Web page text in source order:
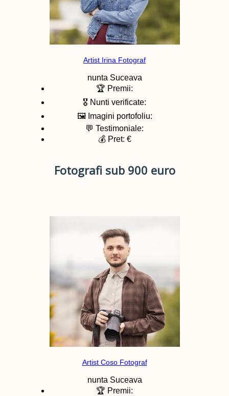
Artist Irina Fotograf
nunta Suceava
🏆 Premii:
🎖️ Nunti verificate:
🖼️ Imagini portofoliu:
💬 Testimoniale:
💰 Pret: €
Fotografi sub 900 euro
Artist Coso Fotograf
nunta Suceava
🏆 Premii: